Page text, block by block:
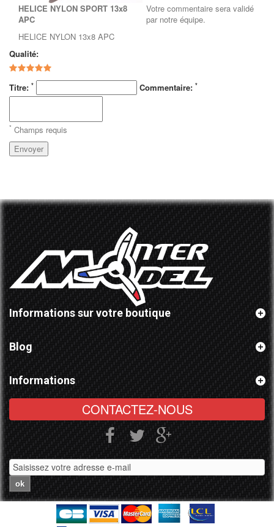
HELICE NYLON SPORT 13x8
APC
HELICE NYLON 13x8 APC
Votre commentaire sera validé
par notre équipe.
Qualité:
Titre: * Commentaire: *
* Champs requis
Envoyer
Informations sur votre boutique
Blog
Informations
CONTACTEZ-NOUS
ok